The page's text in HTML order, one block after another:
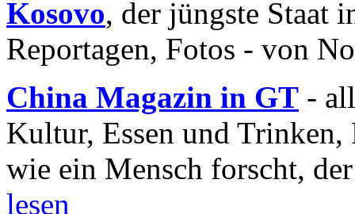
Kosovo, der jüngste Staat
Reportagen, Fotos - von
China Magazin in GT -
Kultur, Essen und
wie ein Mensch forscht,
lesen